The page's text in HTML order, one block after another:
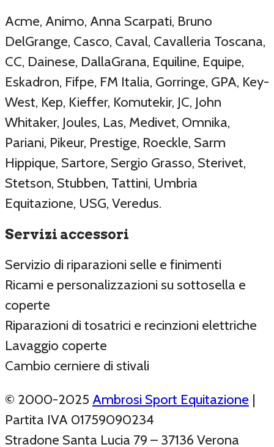
Acme, Animo, Anna Scarpati, Bruno
DelGrange, Casco, Caval, Cavalleria Toscana,
CC, Dainese, DallaGrana, Equiline, Equipe,
Eskadron, Fifpe, FM Italia, Gorringe, GPA, Key-
West, Kep, Kieffer, Komutekir, JC, John
Whitaker, Joules, Las, Medivet, Omnika,
Pariani, Pikeur, Prestige, Roeckle, Sarm
Hippique, Sartore, Sergio Grasso, Sterivet,
Stetson, Stubben, Tattini, Umbria
Equitazione, USG, Veredus.
Servizi accessori
Servizio di riparazioni selle e finimenti
Ricami e personalizzazioni su sottosella e
coperte
Riparazioni di tosatrici e recinzioni elettriche
Lavaggio coperte
Cambio cerniere di stivali
© 2000-2025 Ambrosi Sport Equitazione |
Partita IVA 01759090234
Stradone Santa Lucia 79 – 37136 Verona